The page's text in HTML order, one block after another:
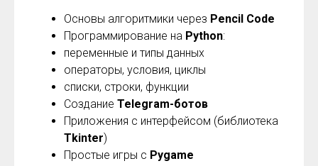
Основы алгоритмики через Pencil Code
Программирование на Python:
переменные и типы данных
операторы, условия, циклы
списки, строки, функции
Создание Telegram-ботов
Приложения с интерфейсом (библиотека
Tkinter)
Простые игры с Pygame